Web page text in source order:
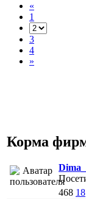
«
1
3
4
»
Корма
468 18